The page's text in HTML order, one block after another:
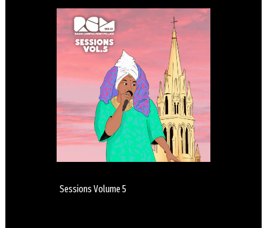
Sessions Volume 5